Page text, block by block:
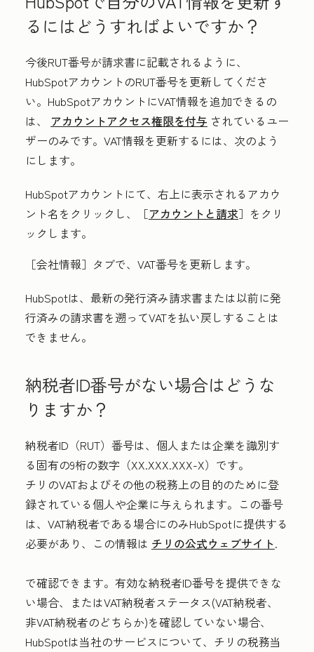
るにはどうすればよいですか？
今後RUT番号が請求書に記載されるように、
HubSpotアカウントのRUT番号を更新してくださ
い。HubSpotアカウントにVAT情報を追加できるの
は、 アカウントアクセス権限を付与 されているユー
ザーのみです。VAT情報を更新するには、次のよう
にします。
HubSpotアカウントにて、右上に表示されるアカウ
ント名をクリックし、［アカウントと請求］をクリ
ックします。
［会社情報］ タブで、VAT番号を更新します。
HubSpotは、最新の発行済み請求書または以前に発
行済みの請求書を遡ってVATを払い戻しすることは
できません。
納税者ID番号がない場合はどうな
りますか？
納税者ID（RUT）番号は、個人または企業を識別す
る固有の9桁の数字（XX.XXX.XXX-X）です。
チリのVATおよびその他の税務上の目的のために登
録されている個人や企業に与えられます。この番号
は、VAT納税者である場合にのみHubSpotに提供する
必要があり、この情報は チリの公式ウェブサイト.
で確認できます。有効な納税者ID番号を提供できな
い場合、またはVAT納税者ステータス(VAT納税者、
非VAT納税者のどちらか)を確認していない場合、
HubSpotは当社のサービスについて、チリの税務当